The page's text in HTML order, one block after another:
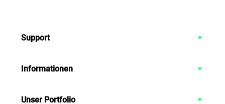
Support
Informationen
Unser Portfolio